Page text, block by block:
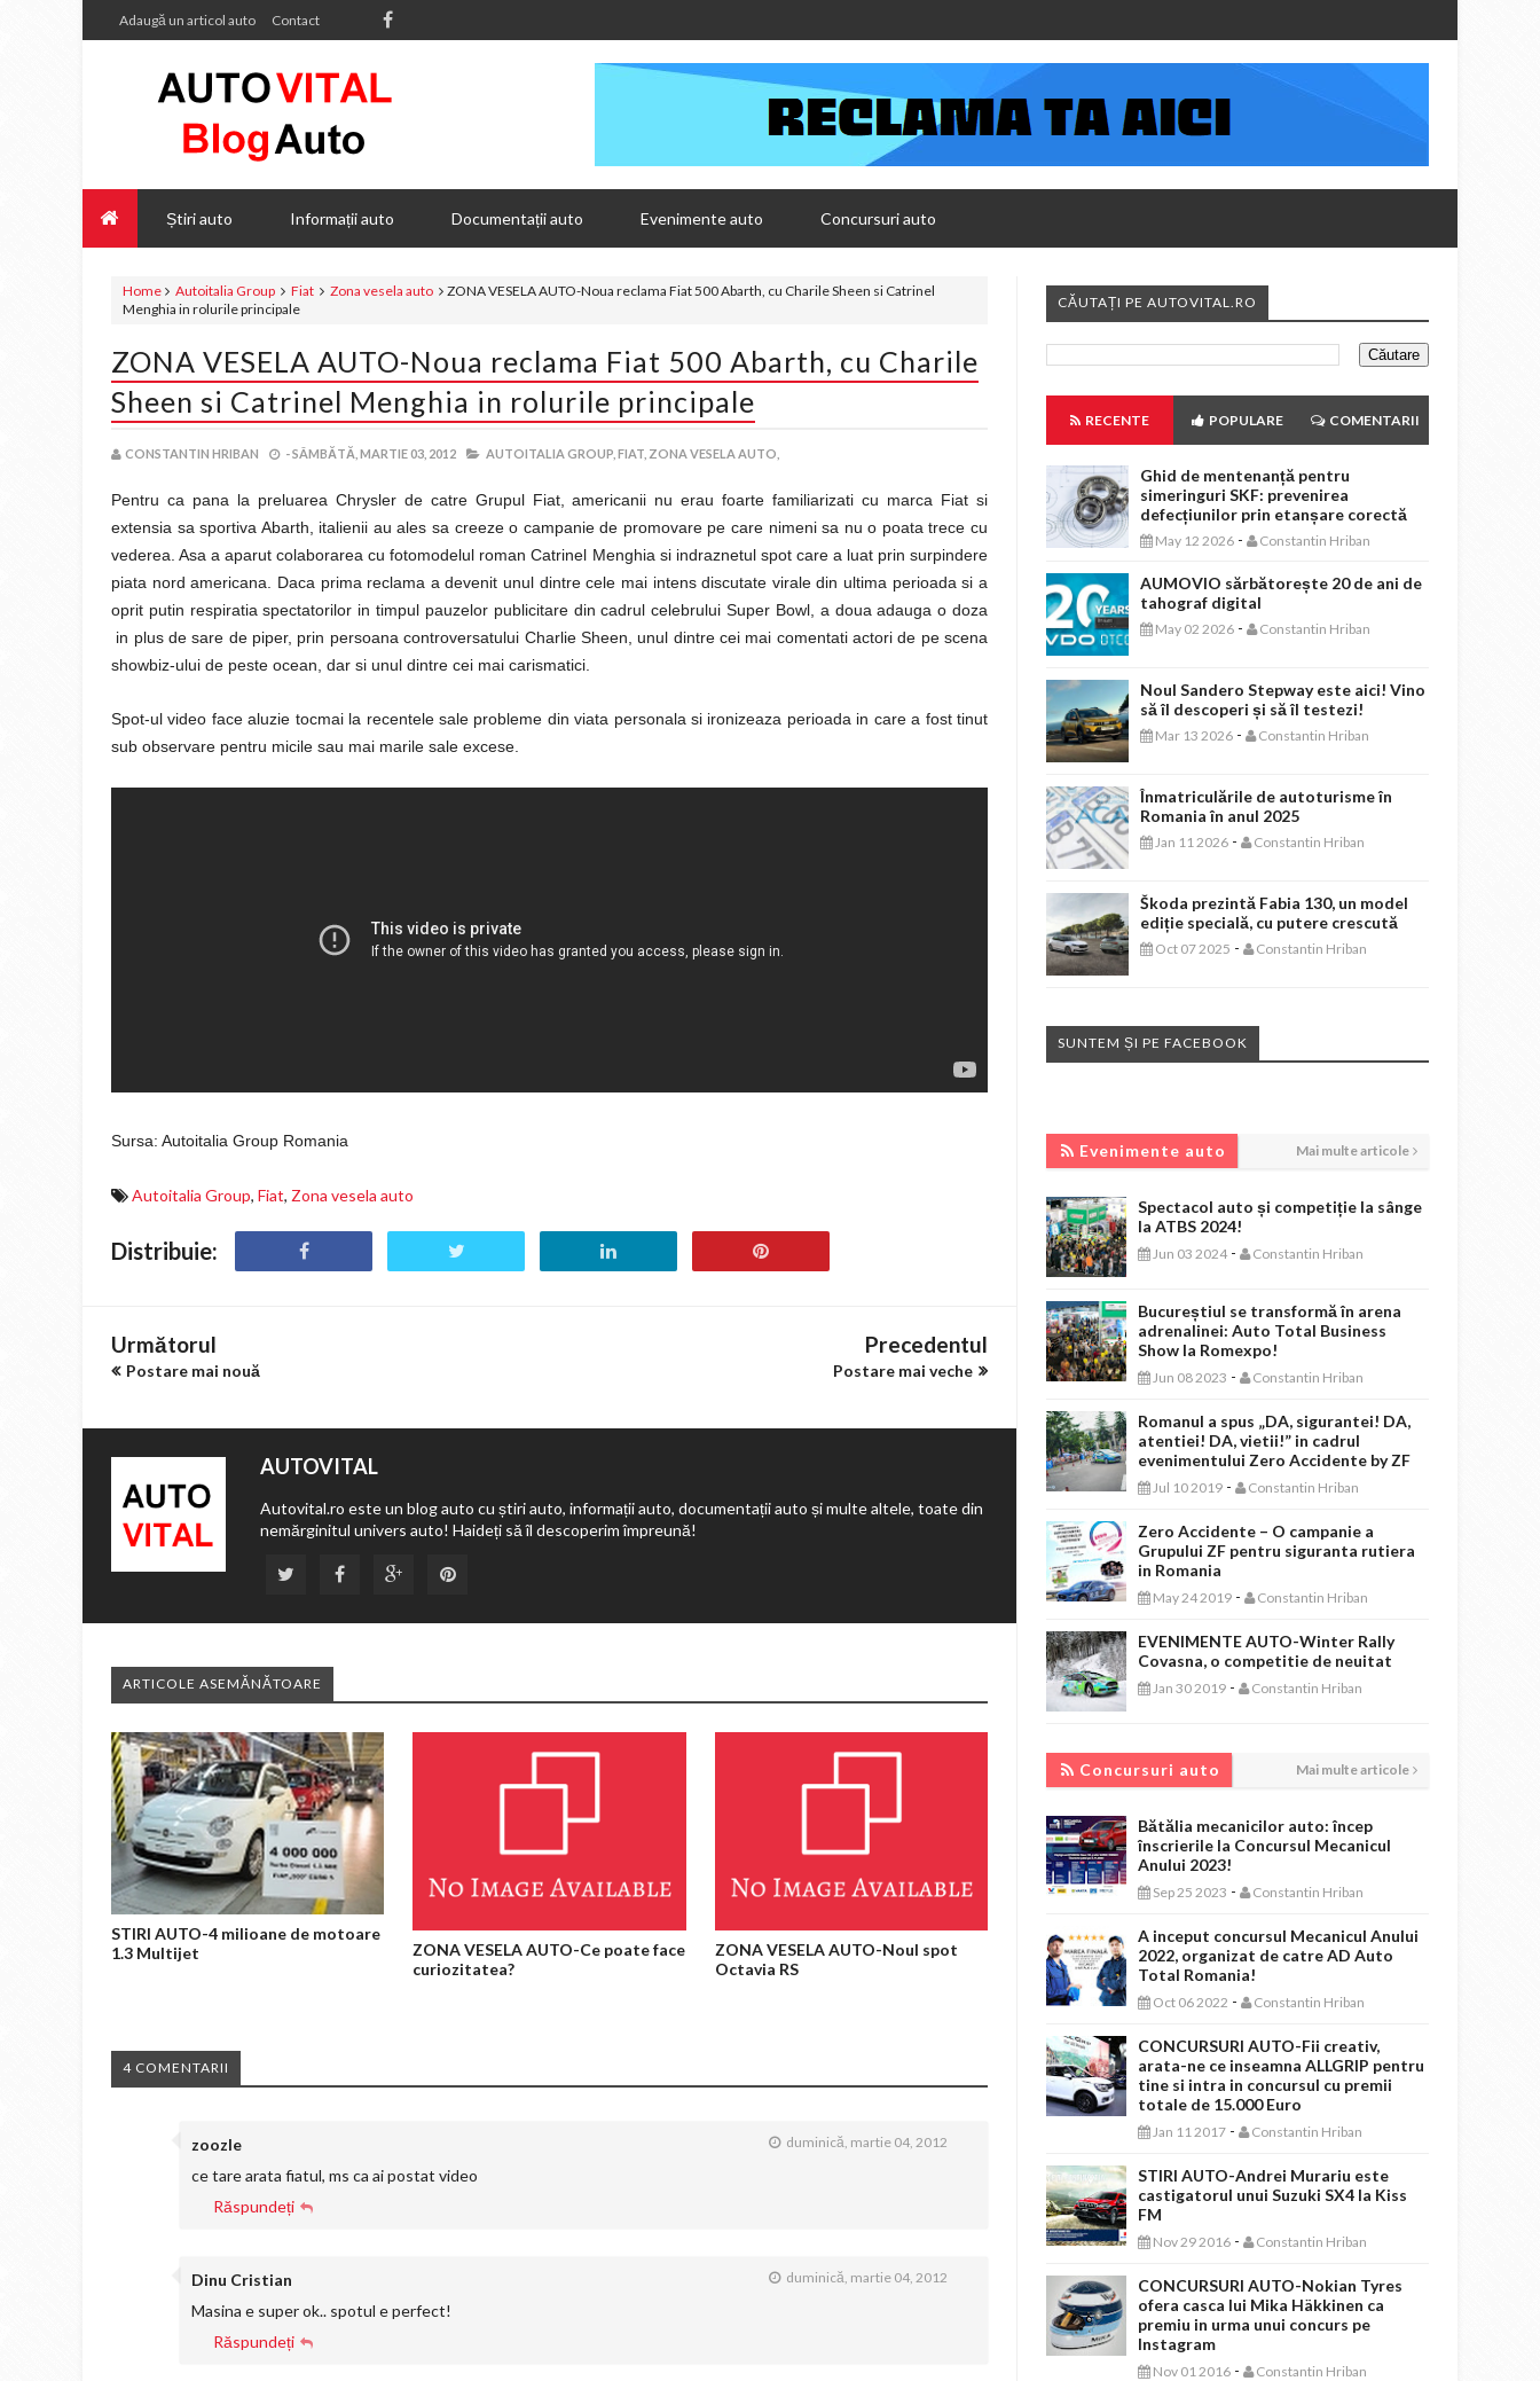
Adaugă un articol auto Contact
Știri auto Informații auto Documentații auto Evenimente auto Concursuri auto
Home Autoitalia Group Fiat Zona vesela auto
ZONA VESELA AUTO-Noua reclama Fiat 500 Abarth, cu Charile Sheen si Catrinel
Menghia in rolurile principale
ZONA VESELA AUTO-Noua reclama Fiat 500 Abarth, cu Charile
Sheen si Catrinel Menghia in rolurile principale
CONSTANTIN HRIBAN -SÂMBĂTĂ, MARTIE 03, 2012 AUTOITALIA GROUP, FIAT, ZONA VESELA AUTO,
Pentru ca pana la preluarea Chrysler de catre Grupul Fiat, americanii nu erau foarte familiarizati cu marca Fiat si
extensia sa sportiva Abarth, italienii au ales sa creeze o campanie de promovare pe care nimeni sa nu o poata trece cu
vederea. Asa a aparut colaborarea cu fotomodelul roman Catrinel Menghia si indraznetul spot care a luat prin surpindere
piata nord americana. Daca prima reclama a devenit unul dintre cele mai intens discutate virale din ultima perioada si a
oprit putin respiratia spectatorilor in timpul pauzelor publicitare din cadrul celebrului Super Bowl, a doua adauga o doza
in plus de sare de piper, prin persoana controversatului Charlie Sheen, unul dintre cei mai comentati actori de pe scena
showbiz-ului de peste ocean, dar si unul dintre cei mai carismatici.
Spot-ul video face aluzie tocmai la recentele sale probleme din viata personala si ironizeaza perioada in care a fost tinut
sub observare pentru micile sau mai marile sale excese.
Sursa: Autoitalia Group Romania
Autoitalia Group, Fiat, Zona vesela auto
Distribuie:
Următorul
Postare mai nouă
Precedentul
Postare mai veche
AUTOVITAL
Autovital.ro este un blog auto cu știri auto, informații auto, documentații auto și multe altele, toate din
nemărginitul univers auto! Haideți să îl descoperim împreună!
ARTICOLE ASEMĂNĂTOARE
STIRI AUTO-4 milioane de motoare
1.3 Multijet
ZONA VESELA AUTO-Ce poate face
curiozitatea?
ZONA VESELA AUTO-Noul spot
Octavia RS
4 COMENTARII
zoozle duminică, martie 04, 2012
ce tare arata fiatul, ms ca ai postat video
Răspundeți
Dinu Cristian duminică, martie 04, 2012
Masina e super ok.. spotul e perfect!
Răspundeți
CĂUTAȚI PE AUTOVITAL.RO
RECENTE POPULARE COMENTARII
Ghid de mentenanță pentru
simeringuri SKF: prevenirea
defecțiunilor prin etanșare corectă
May 12 2026 - Constantin Hriban
AUMOVIO sărbătorește 20 de ani de
tahograf digital
May 02 2026 - Constantin Hriban
Noul Sandero Stepway este aici! Vino
să îl descoperi și să îl testezi!
Mar 13 2026 - Constantin Hriban
Înmatriculările de autoturisme în
Romania în anul 2025
Jan 11 2026 - Constantin Hriban
Škoda prezintă Fabia 130, un model
ediție specială, cu putere crescută
Oct 07 2025 - Constantin Hriban
SUNTEM ȘI PE FACEBOOK
Evenimente auto Mai multe articole
Spectacol auto și competiție la sânge
la ATBS 2024!
Jun 03 2024 - Constantin Hriban
Bucureștiul se transformă în arena
adrenalinei: Auto Total Business
Show la Romexpo!
Jun 08 2023 - Constantin Hriban
Romanul a spus „DA, sigurantei! DA,
atentiei! DA, vietii!” in cadrul
evenimentului Zero Accidente by ZF
Jul 10 2019 - Constantin Hriban
Zero Accidente – O campanie a
Grupului ZF pentru siguranta rutiera
in Romania
May 24 2019 - Constantin Hriban
EVENIMENTE AUTO-Winter Rally
Covasna, o competitie de neuitat
Jan 30 2019 - Constantin Hriban
Concursuri auto Mai multe articole
Bătălia mecanicilor auto: încep
înscrierile la Concursul Mecanicul
Anului 2023!
Sep 25 2023 - Constantin Hriban
A inceput concursul Mecanicul Anului
2022, organizat de catre AD Auto
Total Romania!
Oct 06 2022 - Constantin Hriban
CONCURSURI AUTO-Fii creativ,
arata-ne ce inseamna ALLGRIP pentru
tine si intra in concursul cu premii
totale de 15.000 Euro
Jan 11 2017 - Constantin Hriban
STIRI AUTO-Andrei Murariu este
castigatorul unui Suzuki SX4 la Kiss
FM
Nov 29 2016 - Constantin Hriban
CONCURSURI AUTO-Nokian Tyres
ofera casca lui Mika Häkkinen ca
premiu in urma unui concurs pe
Instagram
Nov 01 2016 - Constantin Hriban